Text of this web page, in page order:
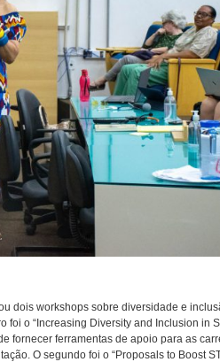
dois workshops sobre diversidade e
foi o “Increasing Diversity and Inclusion in
fornecer ferramentas de apoio para as
O segundo foi o “Proposals to Boost